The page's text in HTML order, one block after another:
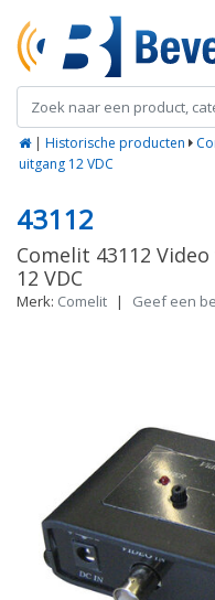
| Historische producten
uitgang 12 VDC
43112
Comelit 43112
12 VDC
Merk: Comelit | Geef een